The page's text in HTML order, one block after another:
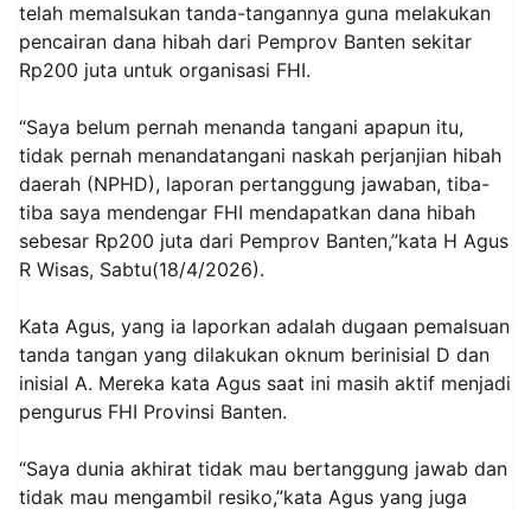
telah memalsukan tanda-tangannya guna melakukan
pencairan dana hibah dari Pemprov Banten sekitar
Rp200 juta untuk organisasi FHI.
“Saya belum pernah menanda tangani apapun itu,
tidak pernah menandatangani naskah perjanjian hibah
daerah (NPHD), laporan pertanggung jawaban, tiba-
tiba saya mendengar FHI mendapatkan dana hibah
sebesar Rp200 juta dari Pemprov Banten,”kata H Agus
R Wisas, Sabtu(18/4/2026).
Kata Agus, yang ia laporkan adalah dugaan pemalsuan
tanda tangan yang dilakukan oknum berinisial D dan
inisial A. Mereka kata Agus saat ini masih aktif menjadi
pengurus FHI Provinsi Banten.
“Saya dunia akhirat tidak mau bertanggung jawab dan
tidak mau mengambil resiko,”kata Agus yang juga